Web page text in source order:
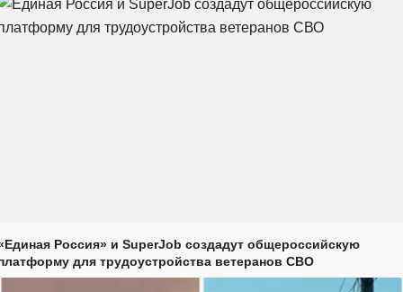
Россия» и SuperJob создадут общероссийскую
для трудоустройства ветеранов СВО